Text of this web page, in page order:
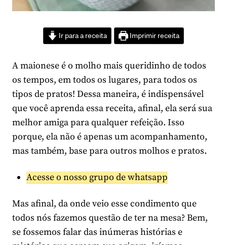
Ir para a receita Imprimir receita
A maionese é o molho mais queridinho de todos
os tempos, em todos os lugares, para todos os
tipos de pratos! Dessa maneira, é indispensável
que você aprenda essa receita, afinal, ela será sua
melhor amiga para qualquer refeição. Isso
porque, ela não é apenas um acompanhamento,
mas também, base para outros molhos e pratos.
Acesse o nosso grupo de whatsapp
Mas afinal, da onde veio esse condimento que
todos nós fazemos questão de ter na mesa? Bem,
se fossemos falar das inúmeras histórias e